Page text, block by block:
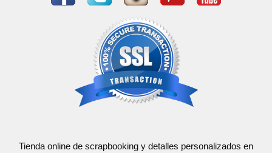
Tienda online de scrapbooking y detalles personalizados en